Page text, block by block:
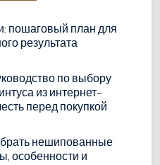
пошаговый план для
результата
по выбору
из интернет-
перед покупкой
нешипованные
особенности и